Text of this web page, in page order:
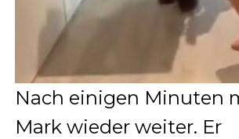
Nach einigen Minuten
Mark wieder weiter. Er